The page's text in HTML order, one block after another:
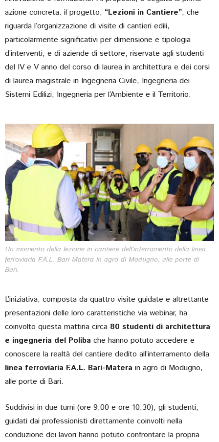
azione concreta: il progetto, “Lezioni in Cantiere”, che
riguarda l’organizzazione di visite di cantieri edili,
particolarmente significativi per dimensione e tipologia
d’interventi, e di aziende di settore, riservate agli studenti
del IV e V anno del corso di laurea in architettura e dei corsi
di laurea magistrale in Ingegneria Civile, Ingegneria dei
Sistemi Edilizi, Ingegneria per l’Ambiente e il Territorio.
Un momento della lezione in cantiere dell’interramento della linea
ferroviaria F.A.L. Bari-Matera in agro di Modugno, alle porte di
Bari.
L’iniziativa, composta da quattro visite guidate e altrettante
presentazioni delle loro caratteristiche via webinar, ha
coinvolto questa mattina circa 80 studenti di architettura
e ingegneria del Poliba che hanno potuto accedere e
conoscere la realtà del cantiere dedito all’interramento della
linea ferroviaria F.A.L. Bari-Matera in agro di Modugno,
alle porte di Bari.
Suddivisi in due turni (ore 9,00 e ore 10,30), gli studenti,
guidati dai professionisti direttamente coinvolti nella
conduzione dei lavori hanno potuto confrontare la propria